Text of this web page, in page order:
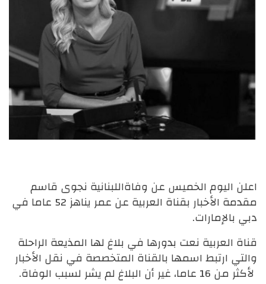
اعلن اليوم الخميس عن وفاةاللبنانية نجوى قاسم
مقدمة الأخبار بقناة العربية عن عمر يناهز 52 عاما في
دبي بالإمارات.
قناة العربية نعت بدورها في بلاغ لها المذيعة الراحلة
والتي ارتبط اسمها بالقناة المتخصصة في نقل الأخبار
لأكثر من 16 عاما، غير أن البلاغ لم يشر لسبب الوفاة.